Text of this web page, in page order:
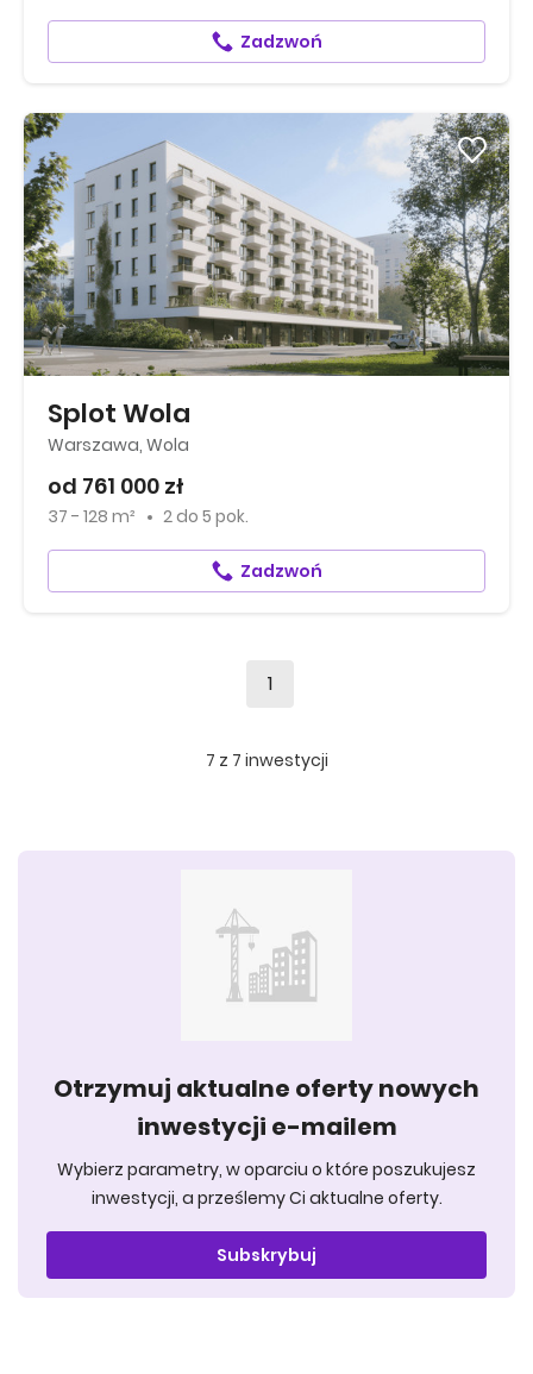
Zadzwoń
Splot Wola
Warszawa, Wola
od 761 000 zł
37 - 128 m² 2 do 5 pok.
Zadzwoń
1
7 z 7 inwestycji
Otrzymuj aktualne oferty nowych
inwestycji e-mailem
Wybierz parametry, w oparciu o które poszukujesz
inwestycji, a prześlemy Ci aktualne oferty.
Subskrybuj